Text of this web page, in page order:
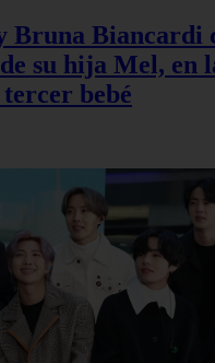
Bruna Biancardi
su hija Mel, en
tercer bebé